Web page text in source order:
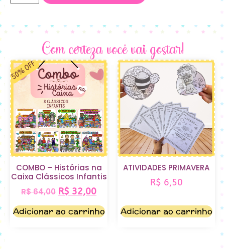
Com certeza você vai gostar!
COMBO – Histórias na
Caixa Clássicos Infantis
R$64,00 R$ 32,00
Adicionar ao carrinho
ATIVIDADES PRIMAVERA
R$ 6,50
Adicionar ao carrinho